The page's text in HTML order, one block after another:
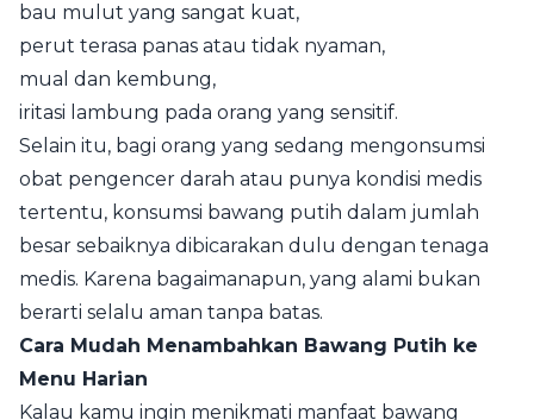
bau mulut yang sangat kuat,
perut terasa panas atau tidak nyaman,
mual dan kembung,
iritasi lambung pada orang yang sensitif.
Selain itu, bagi orang yang sedang mengonsumsi
obat pengencer darah atau punya kondisi medis
tertentu, konsumsi bawang putih dalam jumlah
besar sebaiknya dibicarakan dulu dengan tenaga
medis. Karena bagaimanapun, yang alami bukan
berarti selalu aman tanpa batas.
Cara Mudah Menambahkan Bawang Putih ke
Menu Harian
Kalau kamu ingin menikmati manfaat bawang